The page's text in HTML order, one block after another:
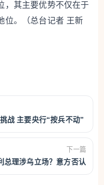
，其主要优势不仅在于
位。（总台记者 王新
战 主要央行“按兵不动”
下一篇
总理涉乌立场？意方否认